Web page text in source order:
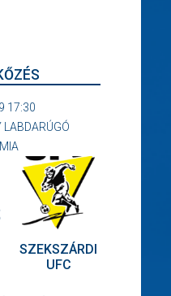
17:30
LABDARÚGÓ
SZEKSZÁRDI
UFC